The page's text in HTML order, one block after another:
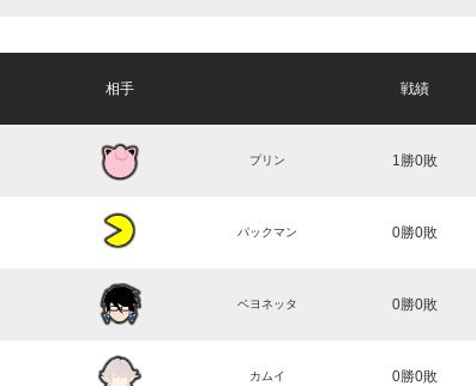
相手 戦績
プリン 1勝0敗
パックマン 0勝0敗
ベヨネッタ 0勝0敗
カムイ 0勝0敗